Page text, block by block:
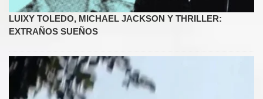
LUIXY TOLEDO, MICHAEL JACKSON Y THRILLER:
EXTRAÑOS SUEÑOS